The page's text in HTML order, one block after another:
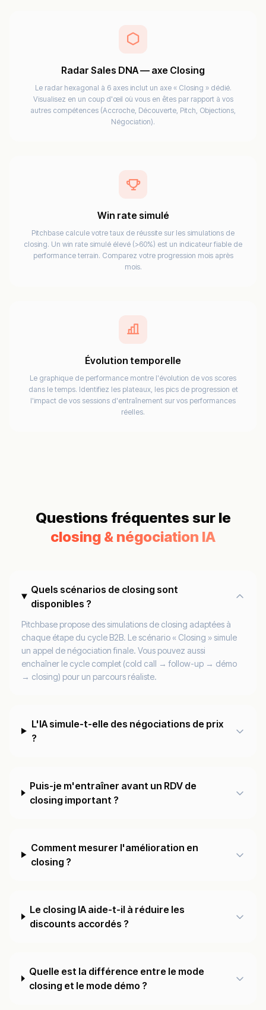
Radar Sales DNA — axe Closing
Le radar hexagonal à 6 axes inclut un axe « Closing » dédié.
Visualisez en un coup d'œil où vous en êtes par rapport à vos
autres compétences (Accroche, Découverte, Pitch, Objections,
Négociation).
Win rate simulé
Pitchbase calcule votre taux de réussite sur les simulations de
closing. Un win rate simulé élevé (>60%) est un indicateur fiable de
performance terrain. Comparez votre progression mois après
mois.
Évolution temporelle
Le graphique de performance montre l'évolution de vos scores
dans le temps. Identifiez les plateaux, les pics de progression et
l'impact de vos sessions d'entraînement sur vos performances
réelles.
Questions fréquentes sur le
closing & négociation IA
Quels scénarios de closing sont
disponibles ?
Pitchbase propose des simulations de closing adaptées à
chaque étape du cycle B2B. Le scénario « Closing » simule
un appel de négociation finale. Vous pouvez aussi
enchaîner le cycle complet (cold call → follow-up → démo
→ closing) pour un parcours réaliste.
L'IA simule-t-elle des négociations de prix
?
Puis-je m'entraîner avant un RDV de
closing important ?
Comment mesurer l'amélioration en
closing ?
Le closing IA aide-t-il à réduire les
discounts accordés ?
Quelle est la différence entre le mode
closing et le mode démo ?